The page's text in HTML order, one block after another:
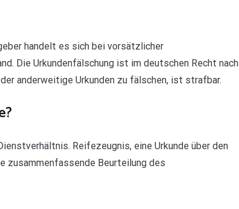
handelt es sich bei vorsätzlicher
Die Urkundenfälschung ist im deutschen Recht nach
anderweitige Urkunden zu fälschen, ist strafbar.
Reifezeugnis, eine Urkunde über den
zusammenfassende Beurteilung des